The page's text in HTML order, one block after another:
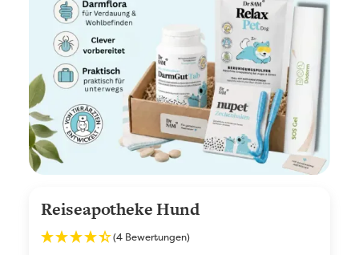
Reiseapotheke Hund
(4 Bewertungen)